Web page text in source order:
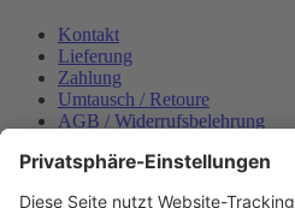
Kontakt
Lieferung
Zahlung
Umtausch / Retoure
AGB / Widerrufsbelehrung
Datenschutzerklärung